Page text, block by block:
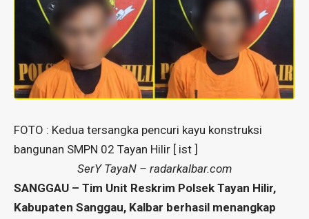
FOTO : Kedua tersangka pencuri kayu konstruksi
bangunan SMPN 02 Tayan Hilir [ ist ]
SerY TayaN – radarkalbar.com
SANGGAU – Tim Unit Reskrim Polsek Tayan Hilir,
Kabupaten Sanggau, Kalbar berhasil menangkap